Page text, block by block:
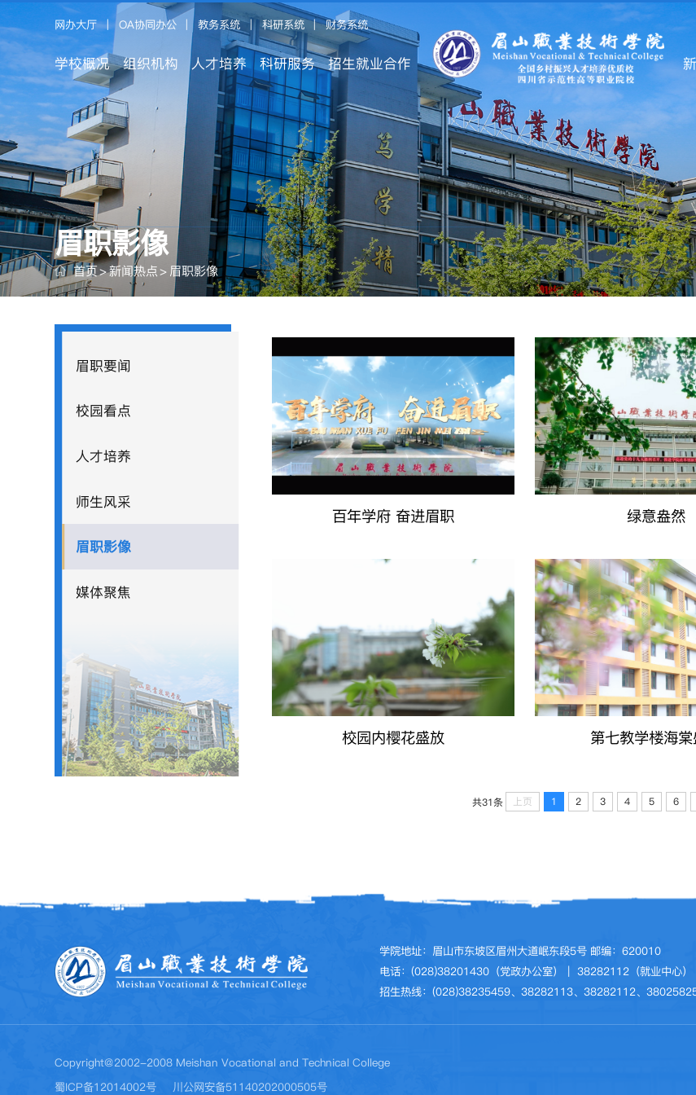
网办大厅 | OA协同办公 | 教务系统 | 科研系统 | 财务系统
学校概况 组织机构 人才培养 科研服务 招生就业合作
眉职影像
首页>新闻热点>眉职影像
眉职要闻
校园看点
人才培养
师生风采
眉职影像
媒体聚焦
百年学府 奋进眉职 绿意盎然
校园内樱花盛放 第七教学楼海
共31条 上页 1 2 3 4 5 6
学院地址：眉山市东坡区眉州大道岷东段5号 邮编：620010
电话：(028)38201430（党政办公室）｜ 38282112（就业中心
招生热线：(028)38235459、38282113、38282112、
Copyright@2002-2008 Meishan Vocational and Technical College
蜀ICP备12014002号
川公网安备51140202000505号